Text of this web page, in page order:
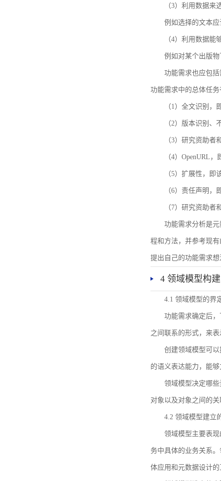
（3）利用数据来
例如选择的文本
（4）利用数据能
例如对某个出版
功能需求也应包括
功能需求中的总体任
（1）全文识别
（2）版本识别、
（3）研究资助者
（4）OpenURL
（5）扩展性，
（6）责任声明，
（7）研究资助
功能需求分析是
程和方法，并参考现
提出自己的功能需求
4 领域模型构建
4.1 领域模型的界
功能需求确定后
之间联系的形式，来
创建领域模型可
的语义表达能力，能
领域模型决定哪
对象以及对象之间的
4.2 领域模型建立
领域模型主要表
务中具体的业务关系
体应用和元数据设计